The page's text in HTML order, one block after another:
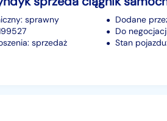
sprawny
sprzedaż
Dodane
Do
Stan